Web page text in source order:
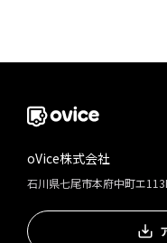
oVice株式会社
石川県七尾市本府中町エ